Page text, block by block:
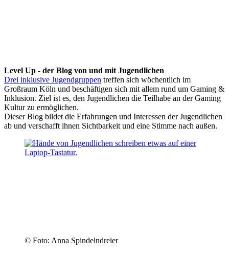
Level Up - der Blog von und mit Jugendlichen
Drei inklusive Jugendgruppen treffen sich wöchentlich im
Großraum Köln und beschäftigen sich mit allem rund um Gaming &
Inklusion. Ziel ist es, den Jugendlichen die Teilhabe an der Gaming
Kultur zu ermöglichen.
Dieser Blog bildet die Erfahrungen und Interessen der Jugendlichen
ab und verschafft ihnen Sichtbarkeit und eine Stimme nach außen.
© Foto: Anna Spindelndreier